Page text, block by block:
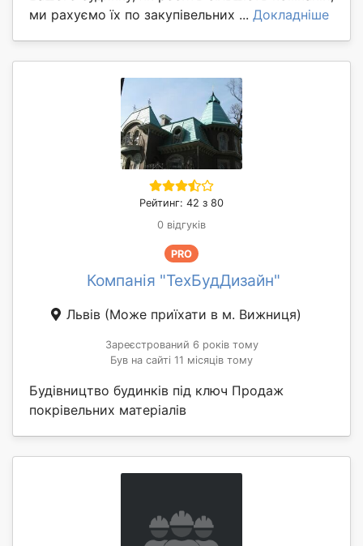
ми рахуємо їх по закупівельних ... Докладніше
Рейтинг: 42 з 80
0 відгуків
PRO
Компанія "ТехБудДизайн"
Львів (Може приїхати в м. Вижниця)
Зареєстрований 6 років тому
Був на сайті 11 місяців тому
Будівництво будинків під ключ Продаж
покрівельних матеріалів